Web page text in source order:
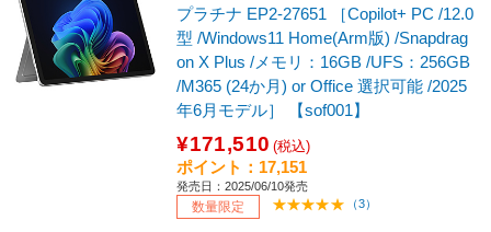
プラチナ EP2-27651 ［Copilot+ PC /12.0
型 /Windows11 Home(Arm版) /Snapdrag
on X Plus /メモリ：16GB /UFS：256GB
/M365 (24か月) or Office 選択可能 /2025
年6月モデル］ 【sof001】
¥171,510 (税込)
ポイント：17,151
発売日：2025/06/10発売
数量限定 （3）